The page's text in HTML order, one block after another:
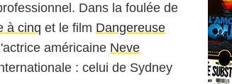
Dans la foulée de
à cinq et le film Dangereuse
américaine Neve
: celui de Sydney